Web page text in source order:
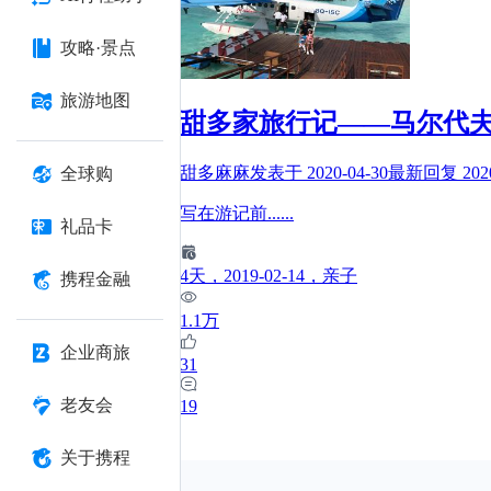
攻略·景点
旅游地图
全球购
礼品卡
携程金融
企业商旅
老友会
关于携程
甜多家旅行记——马尔代
甜多麻麻发表于 2020-04-30最新回复
写在游记前......
4天 ，2019-02-14 ，亲子
1.1万
31
19